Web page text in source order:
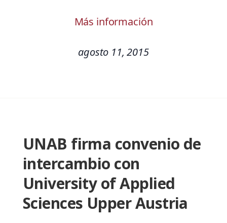
Más información
agosto 11, 2015
UNAB firma convenio de
intercambio con
University of Applied
Sciences Upper Austria